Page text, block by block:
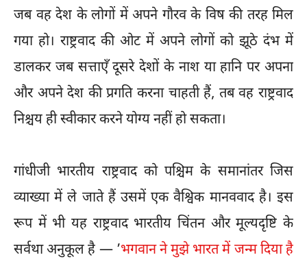
जब वह देश के लोगों में अपने गौरव के विष की तरह मिल
गया हो। राष्ट्रवाद की ओट में अपने लोगों को झूठे दंभ में
डालकर जब सत्ताएँ दूसरे देशों के नाश या हानि पर अपना
और अपने देश की प्रगति करना चाहती हैं, तब वह राष्ट्रवाद
निश्चय ही स्वीकार करने योग्य नहीं हो सकता।
गांधीजी भारतीय राष्ट्रवाद को पश्चिम के समानांतर जिस
व्याख्या में ले जाते हैं उसमें एक वैश्विक मानववाद है। इस
रूप में भी यह राष्ट्रवाद भारतीय चिंतन और मूल्यदृष्टि के
सर्वथा अनुकूल है — ’भगवान ने मुझे भारत में जन्म दिया है